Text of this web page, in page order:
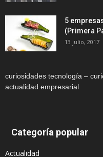
5
(Primera
13 julio, 2017
curiosidades tecnología –
actualidad empresarial
Categoría popular
Actualidad